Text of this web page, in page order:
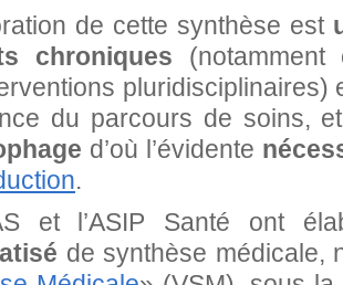
de cette synthèse est
chroniques (notamment
pluridisciplinaires)
du parcours de soins,
d’où l’évidente
.
et l’ASIP Santé ont
de synthèse médicale,